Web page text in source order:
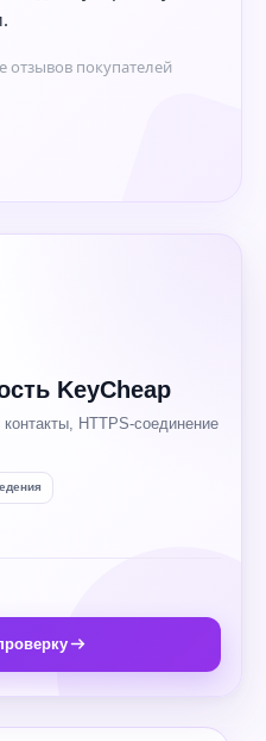
отзывов покупателей
KeyCheap
соединение